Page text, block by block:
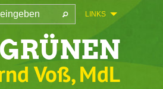
LINKS
Voß, MdL